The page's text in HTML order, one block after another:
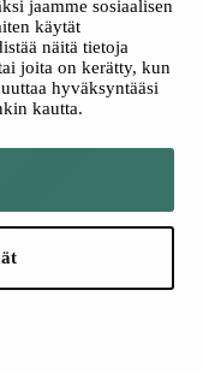
jaamme sosiaalisen
käytät
näitä tietoja
joita on kerätty, kun
hyväksyntääsi
kautta.